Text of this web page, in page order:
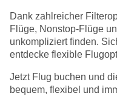
Dank zahlreicher
Flüge, Nonstop-Flüge
unkompliziert finden.
entdecke flexible
Jetzt Flug buchen und
bequem, flexibel und